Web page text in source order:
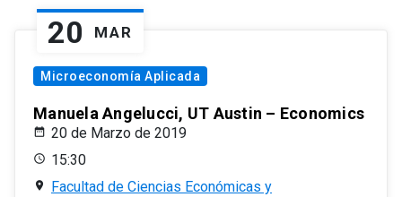
20 MAR
Microeconomía Aplicada
Manuela Angelucci, UT Austin – Economics
20 de Marzo de 2019
15:30
Facultad de Ciencias Económicas y